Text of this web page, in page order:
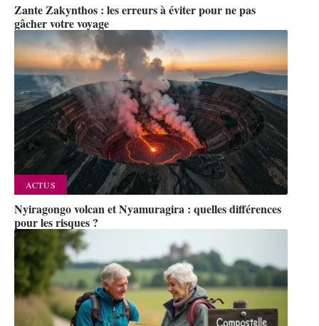
Zante Zakynthos : les erreurs à éviter pour ne pas
gâcher votre voyage
ACTUS
Nyiragongo volcan et Nyamuragira : quelles différences
pour les risques ?